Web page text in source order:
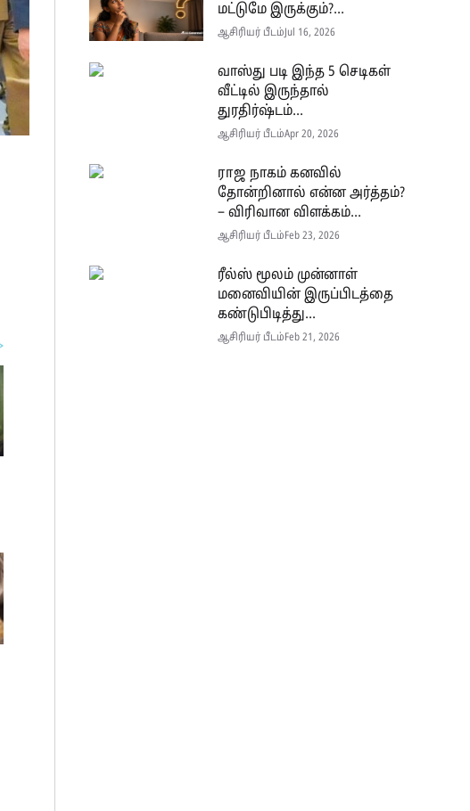
மட்டுமே இருக்கும்?...
ஆசிரியர் பீடம் Jul 16, 2026
வாஸ்து படி இந்த 5 செடிகள்
வீட்டில் இருந்தால்
துரதிர்ஷ்டம்...
ஆசிரியர் பீடம்Apr 20, 2026
ராஜ நாகம் கனவில்
தோன்றினால் என்ன அர்த்தம்?
– விரிவான விளக்கம்...
ஆசிரியர் பீடம்Feb 23, 2026
ரீல்ஸ் மூலம் முன்னாள்
மனைவியின் இருப்பிடத்தை
கண்டுபிடித்து...
ஆசிரியர் பீடம்Feb 21, 2026